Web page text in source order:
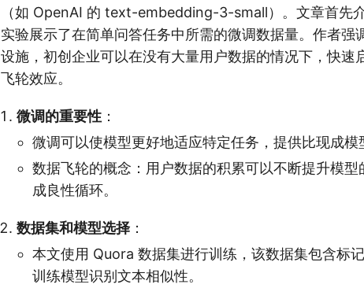
（如 OpenAI 的 text-embedding-3-small）。文章首先
实验展示了在简单问答任务中所需的微调数据量。作者强
设施，初创企业可以在没有大量用户数据的情况下，快速
飞轮效应。
微调的重要性 ：
微调可以使模型更好地适应特定任务，提供比现成模
数据飞轮的概念：用户数据的积累可以不断提升模
成良性循环。
数据集和模型选择 ：
本文使用 Quora 数据集进行训练，该数据集包含标
训练模型识别文本相似性。